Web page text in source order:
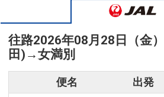
往路2026年08月28日（金）
田) →女満別
便名 出発